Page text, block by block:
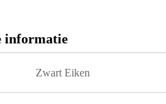
informatie
Zwart Eiken